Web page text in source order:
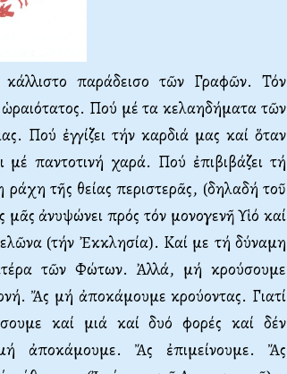
παράδεισο τῶν Γραφῶν. Τόν
Πού μέ τα κελαηδήματα τῶν
Πού ἐγγίζει τήν καρδιά μας καί ὅταν
μέ παντοτινή χαρά. Πού ἐπιβιβάζει τή
τῆς θείας περιστερᾶς, (δηλαδή τοῦ
ἀνυψώνει πρός τόν μονογενῆ Υἱό καί
(τήν Ἐκκλησία). Καί με τή δύναμη
τῶν Φώτων. Ἀλλά, μή κρούσουμε
Ἄς μή ἀποκάμουμε κρούοντας. Γιατί
καί μιά καί δυό φορές καί δέν
ἀποκάμουμε. Ἄς ἐπιμείνουμε. Ἄς